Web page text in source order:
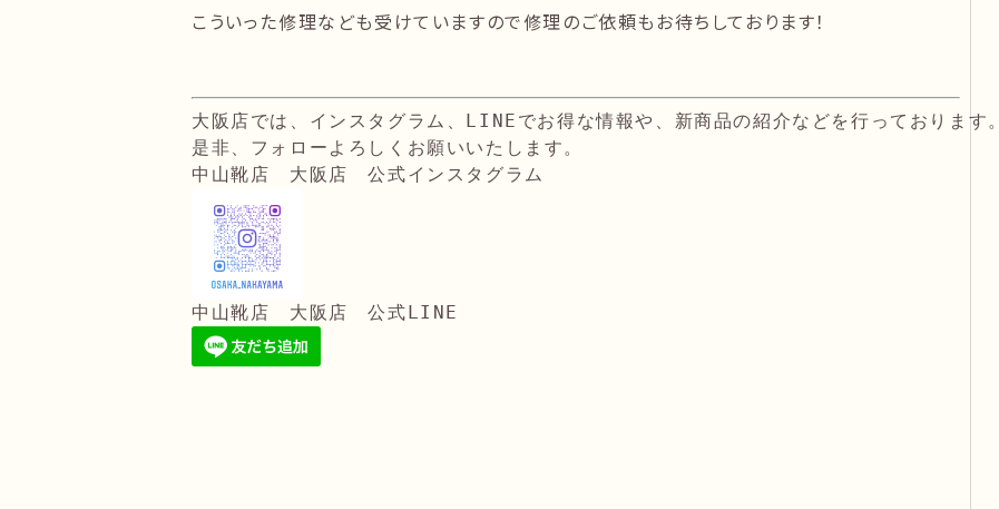
こういった修理なども受けていますので修理のご依頼もお待ちしております！
大阪店では、インスタグラム、LINEでお得な情報や、新商品の紹介などを行っております。
是非、フォローよろしくお願いいたします。
中山靴店　大阪店　公式インスタグラム
中山靴店　大阪店　公式LINE